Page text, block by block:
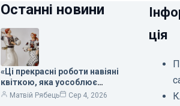
Останні новини
«Ці прекрасні роботи навіяні
квіткою, яка уособлює
нескінченне кохання», —
Матвій Рябець
Сер 4, 2026
ція